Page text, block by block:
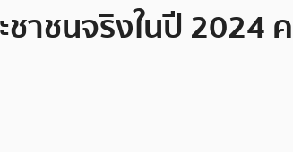
ชาชนจริงในปี 2024